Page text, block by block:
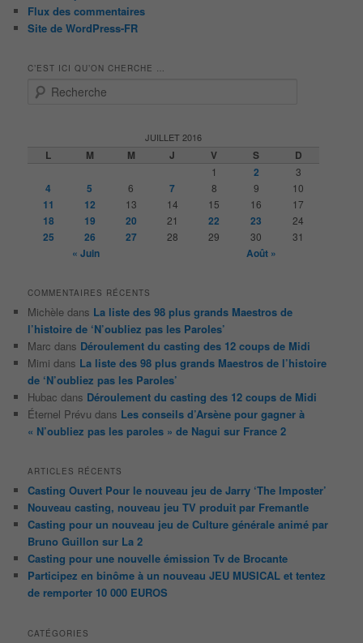
Flux des commentaires
Site de WordPress-FR
C’EST ICI QU’ON CHERCHE …
JUILLET 2016
L M M J V S D
1 2 3
4 5 6 7 8 9 10
11 12 13 14 15 16 17
18 19 20 21 22 23 24
25 26 27 28 29 30 31
« Juin Août »
COMMENTAIRES RÉCENTS
Michèle dans La liste des 98 plus grands Maestros de
l’histoire de ‘N’oubliez pas les Paroles’
Marc dans Déroulement du casting des 12 coups de Midi
Mimi dans La liste des 98 plus grands Maestros de l’histoire
de ‘N’oubliez pas les Paroles’
Hubac dans Déroulement du casting des 12 coups de Midi
Éternel Prévu dans Les conseils d’Arsène pour gagner à
« N’oubliez pas les paroles » de Nagui sur France 2
ARTICLES RÉCENTS
Casting Ouvert Pour le nouveau jeu de Jarry ‘The Imposter’
Nouveau casting, nouveau jeu TV produit par Fremantle
Casting pour un nouveau jeu de Culture générale animé par
Bruno Guillon sur La 2
Casting pour une nouvelle émission Tv de Brocante
Participez en binôme à un nouveau JEU MUSICAL et tentez
de remporter 10 000 EUROS
CATÉGORIES